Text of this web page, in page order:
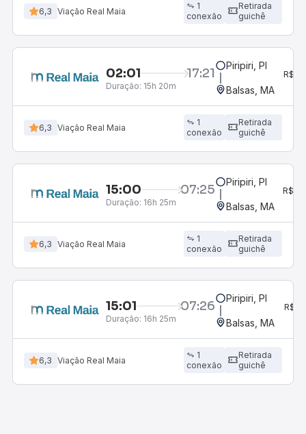
6,3 Viação Real Maia
1
conexão
Retirada
guichê
02:01 17:21
Duração: 15h 20m
Piripiri, PI
Balsas, MA
R$
6,3 Viação Real Maia
1
conexão
Retirada
guichê
15:00 07:25
Duração: 16h 25m
Piripiri, PI
Balsas, MA
R$
6,3 Viação Real Maia
1
conexão
Retirada
guichê
15:01 07:26
Duração: 16h 25m
Piripiri, PI
Balsas, MA
R$
6,3 Viação Real Maia
1
conexão
Retirada
guichê